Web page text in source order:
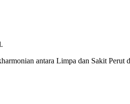
antara Limpa dan Sakit Perut